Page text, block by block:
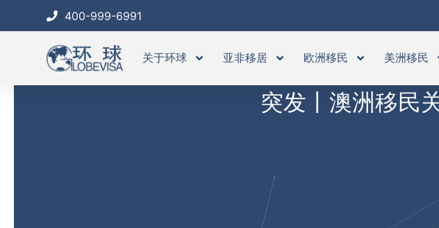
400-999-6991
关于环球 亚非移居 欧洲移民 美洲移民
突发丨澳洲移民